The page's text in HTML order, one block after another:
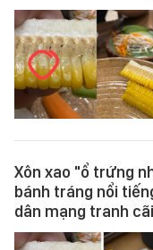
Xôn xao "ổ trứng
bánh tráng nổi
dân mạng tranh